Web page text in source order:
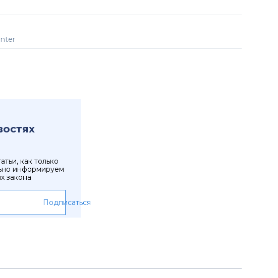
как только
информируем
закона
Подписаться